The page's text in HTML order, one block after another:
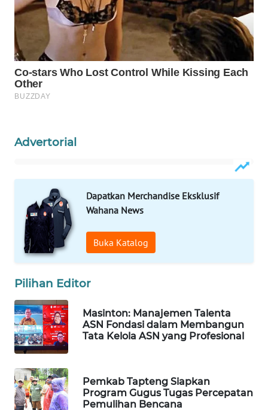
Advertorial
Dapatkan Merchandise Eksklusif
Wahana News
Buka Katalog
Pilihan Editor
Masinton: Manajemen Talenta
ASN Fondasi dalam Membangun
Tata Kelola ASN yang Profesional
Pemkab Tapteng Siapkan
Program Gugus Tugas Percepatan
Pemulihan Bencana
TV
WAHANANEWS
ID
WAHANANEWS
CO ID
NET
WAHANA
UMKM
WAHANA
WAHANA
PERSONA
WAHANA
WAHANA
HEALTH